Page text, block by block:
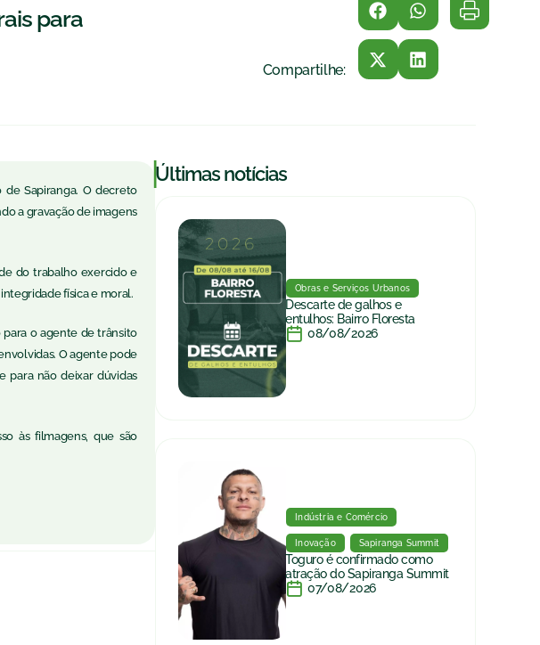
para
Compartilhe:
de Sapiranga. O decreto
a gravação de imagens
do trabalho exercido e
física e moral.
para o agente de trânsito
O agente pode
para não deixar dúvidas
às filmagens, que são
|Últimas notícias
Obras e Serviços Urbanos
Descarte de galhos e
entulhos: Bairro Floresta
08/08/2026
Indústria e Comércio
Inovação Sapiranga Summit
Toguro é confirmado como
atração do Sapiranga Summit
07/08/2026